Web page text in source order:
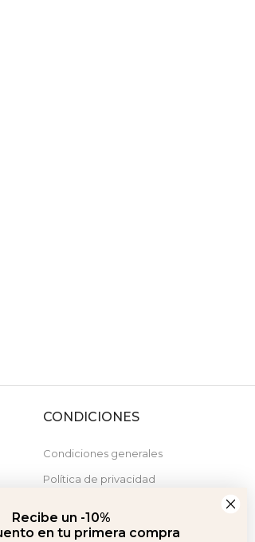
CONDICIONES
Condiciones generales
Política de privacidad
Derecho de desistimiento
Recibe un -10%
en tu primera compra